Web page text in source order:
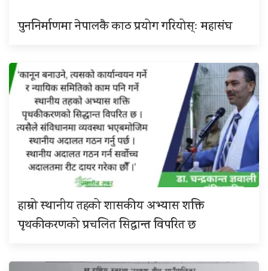
पुननिर्माणमा नेपालकै काठ प्रयोग गरियोस्ः महासंघ
हाम्रो स्थानीय तहको शासकीय अभ्यास शक्ति
पृथकीकरणको प्रचलित सिद्धान्त विपरित छ